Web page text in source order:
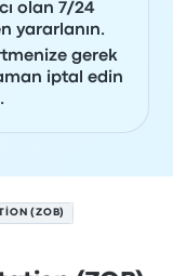
olan 7/24
yararlanın.
gerek
iptal edin
(ZOB)